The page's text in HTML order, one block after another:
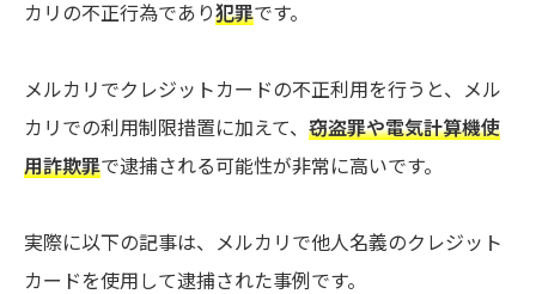
カリの不正行為であり犯罪です。
メルカリでクレジットカードの不正利用を行うと、メル
カリでの利用制限措置に加えて、 窃盗罪や電気計算機使
用詐欺罪で逮捕される可能性が非常に高いです。
実際に以下の記事は、メルカリで他人名義のクレジット
カードを使用して逮捕された事例です。